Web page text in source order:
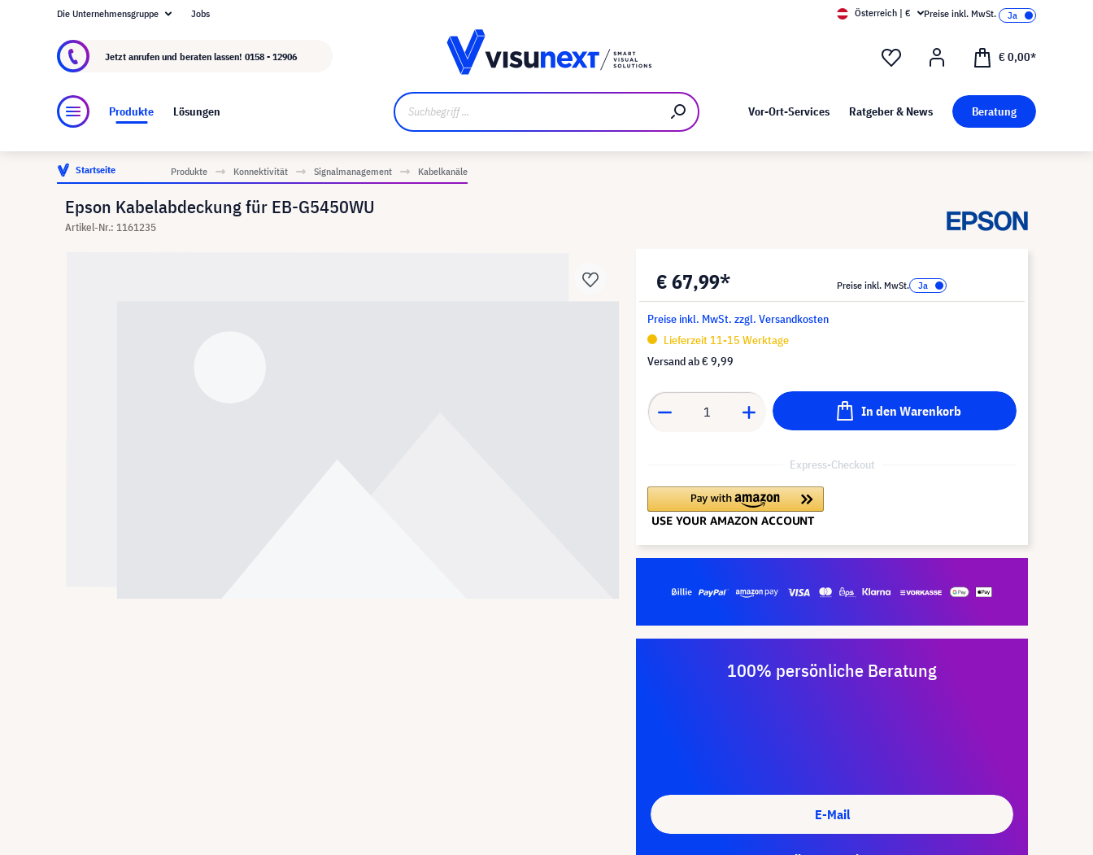
Über visunext.at Kunst bei visunext
Die Unternehmensgruppe Jobs Österreich | € Preise inkl. MwSt.
Jetzt anrufen und beraten lassen! 0158 - 12906 € 0,00*
Produkte Lösungen Vor-Ort-Services Ratgeber & News Beratung
Startseite Produkte Konnektivität Signalmanagement Kabelkanäle
Epson Kabelabdeckung für EB-G5450WU
Artikel-Nr.: 1161235
€ 67,99* Preise inkl. MwSt.
Preise inkl. MwSt. zzgl. Versandkosten
Lieferzeit 11-15 Werktage
Versand ab€ 9,99
In den Warenkorb
Express-Checkout
100% persönliche Beratung
E-Mail